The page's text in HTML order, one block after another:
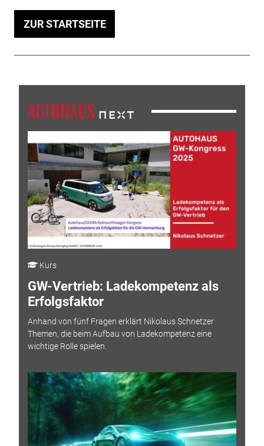
ZUR STARTSEITE
Kurs
GW-Vertrieb: Ladekompetenz als
Erfolgsfaktor
Anhand von fünf Fragen erklärt Nikolaus Schnetzer
Themen, die beim Aufbau von Ladekompetenz eine
wichtige Rolle spielen.